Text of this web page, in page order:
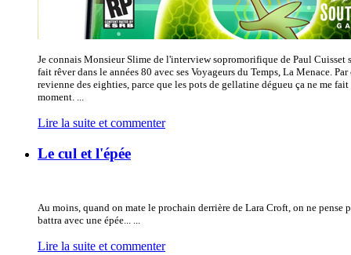
Je connais Monsieur Slime de l'interview sopromorifique de Paul
fait rêver dans le années 80 avec ses Voyageurs du Temps, La Menace.
revienne des eighties, parce que les pots de gellatine dégueu ça ne me
moment. ...
Lire la suite et commenter
Le cul et l'épée
Au moins, quand on mate le prochain derrière de Lara Croft, on ne pense
battra avec une épée... ...
Lire la suite et commenter